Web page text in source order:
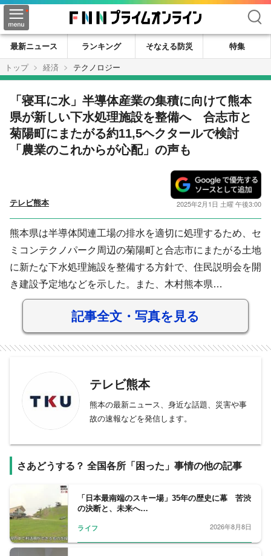
検索
最新ニュース ランキング そなえる防災
特集
トップ
経済 テクノロジー
「寝耳に水」半導体産業の集積に向けて熊本
県が新しい下水処理施設を整備へ 合志市と
菊陽町にまたがる約11,5ヘクタールで検討
「農業のこれからが心配」の声も
テレビ熊本 2025年2月1日 土曜 午後3:00
熊本県は半導体関連工場の排水を適切に処理するため、セ
ミコンテクノパーク周辺の菊陽町と合志市にまたがる土地
に新たな下水処理施設を整備する方針で、住民説明会を開
き建設予定地などを示した。また、木村熊本県…
記事全文・写真を見る
テレビ熊本
熊本の最新ニュース、身近な話題、災害や事
故の速報などを発信します。
さあどうする？ 全国各所「困った」事情の他の記事
「日本最南端のスキー場」35年の歴史に幕 苦渋
の決断と、未来へ…
ライフ 2026年8月8日